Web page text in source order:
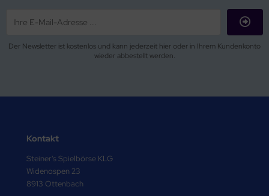
Der Newsletter ist kostenlos und kann jederzeit hier oder in Ihrem Kundenkonto
wieder abbestellt werden.
Kontakt
Steiner's Spielbörse KLG
Widenospen 23
8913 Ottenbach